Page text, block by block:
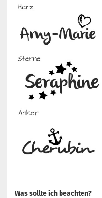
Was sollte ich beachten?